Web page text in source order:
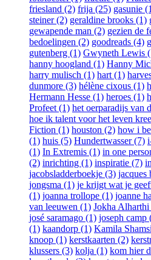
friesland (2) frija (25) gasunie
steiner (2) geraldine brooks (1)
gewapende man (2) gezien de
bedoelingen (2) goodreads (4)
gutenberg (1) Gwyneth Lewis
hanny hoogland (1) Hanny
harry mulisch (1) hart (1)
dunmore (3) hélène cixous (1)
Hermann Hesse (1) heroes (1)
Profeet (1) het oerparadijs van
hoe ik talent voor het leven
Fiction (1) houston (2) how i
(1) huis (5) Hundertwasser (7)
(1) In Extremis (1) in one
(2) inrichting (1) inspiratie (7)
jacobsladderboekje (3) jacques
jongsma (1) je krijgt wat je
(1) joanna trollope (1) joanne
van leeuwen (1) Jokha
josé saramago (1) joseph camp
(1) kaandorp (1) Kamila
knoop (1) kerstkaarten (2)
klussers (3) kolja (1) kom hier